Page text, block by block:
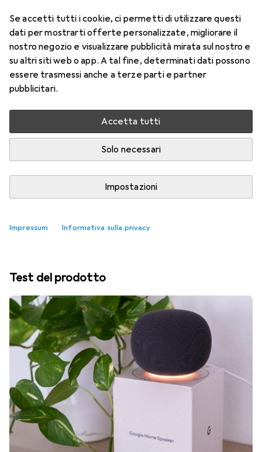
Se accetti tutti i cookie, ci permetti di utilizzare questi
dati per mostrarti offerte personalizzate, migliorare il
nostro negozio e visualizzare pubblicità mirata sul nostro e
su altri siti web o app. A tal fine, determinati dati possono
essere trasmessi anche a terze parti e partner
pubblicitari.
Accetta tutti
Solo necessari
Impostazioni
Impressum Informativa sulla privacy
Stativo + Montaggio a muro per
altoparlanti più venduti
Test del prodotto